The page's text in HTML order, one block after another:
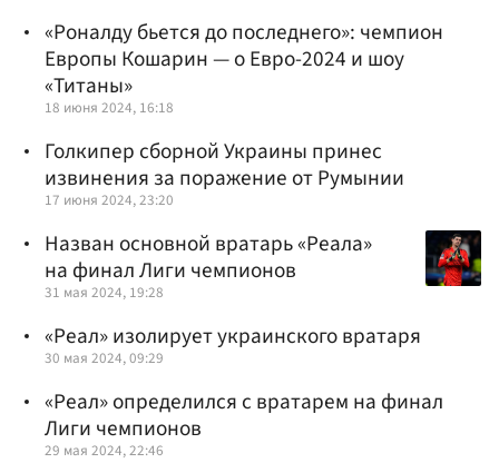
«Роналду бьется до последнего»: чемпион
Европы Кошарин — о Евро-2024 и шоу
«Титаны»
18 июня 2024, 16:18
Голкипер сборной Украины принес
извинения за поражение от Румынии
17 июня 2024, 23:20
Назван основной вратарь «Реала»
на финал Лиги чемпионов
31 мая 2024, 19:28
«Реал» изолирует украинского вратаря
30 мая 2024, 09:29
«Реал» определился с вратарем на финал
Лиги чемпионов
29 мая 2024, 22:46